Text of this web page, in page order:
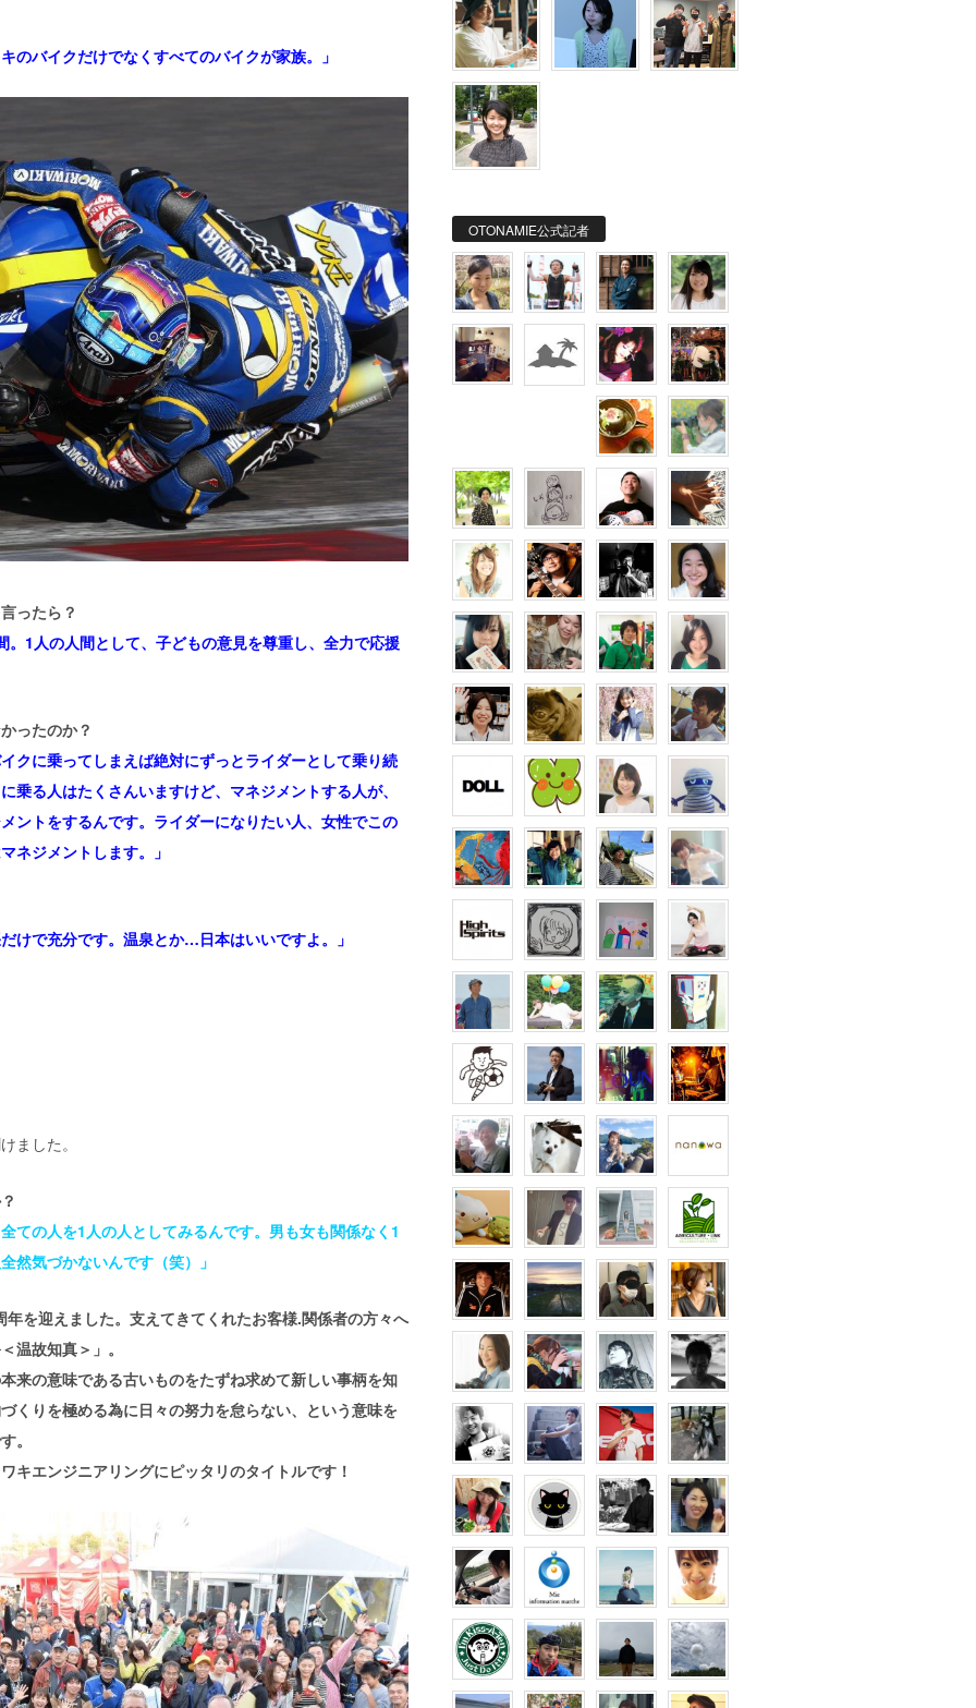
のバイクだけでなくすべてのバイクが家族。」
ったら？
1人の人間として、子どもの意見を尊重し、全力で応援
ったのか？
クに乗ってしまえば絶対にずっとライダーとして乗り続
乗る人はたくさんいますけど、マネジメントする人が、
ントをするんです。ライダーになりたい人、女性でこの
ネジメントします。」
けで充分です。温泉とか…日本はいいですよ。」
ました。
ての人を1人の人としてみるんです。男も女も関係なく1
然気づかないんです（笑）」
を迎えました。支えてきてくれたお客様.関係者の方々へ
温故知真＞」。
来の意味である古いものをたずね求めて新しい事柄を知
くりを極める為に日々の努力を怠らない、という意味を
。
キエンジニアリングにピッタリのタイトルです！
OTONAMIE公式記者